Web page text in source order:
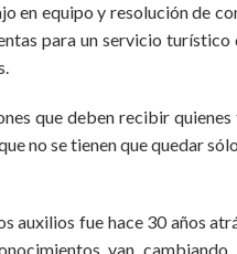
en equipo y resolución de
para un servicio
que deben recibir
no se tienen que quedar
auxilios fue hace 30 años
van